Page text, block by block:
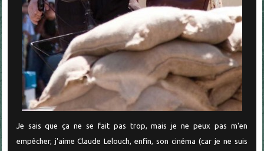
Je sais que ça ne se fait pas trop, mais je ne peux pas m'en
empêcher, j'aime Claude Lelouch, enfin, son cinéma (car je ne suis